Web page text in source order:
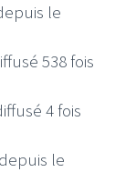
le
538 fois
4 fois
le